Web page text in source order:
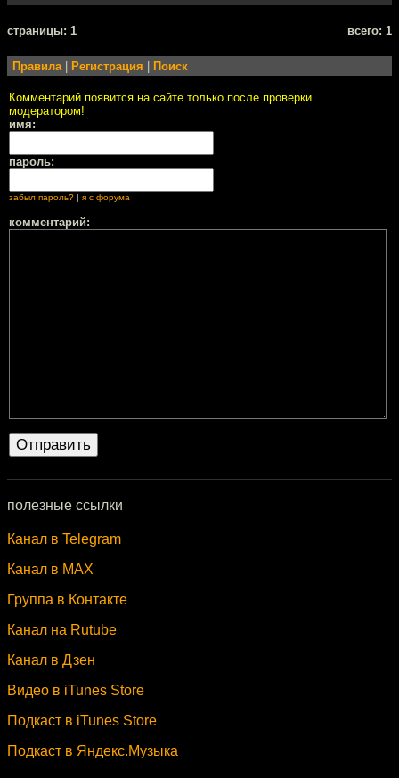
cтраницы: 1 всего: 1
Правила Регистрация Поиск
Комментарий появится на сайте только после проверки
модератором!
имя:
пароль:
забыл пароль? | я с форума
комментарий:
полезные ссылки
Канал в Telegram
Канал в MAX
Группа в Контакте
Канал на Rutube
Канал в Дзен
Видео в iTunes Store
Подкаст в iTunes Store
Подкаст в Яндекс.Музыка